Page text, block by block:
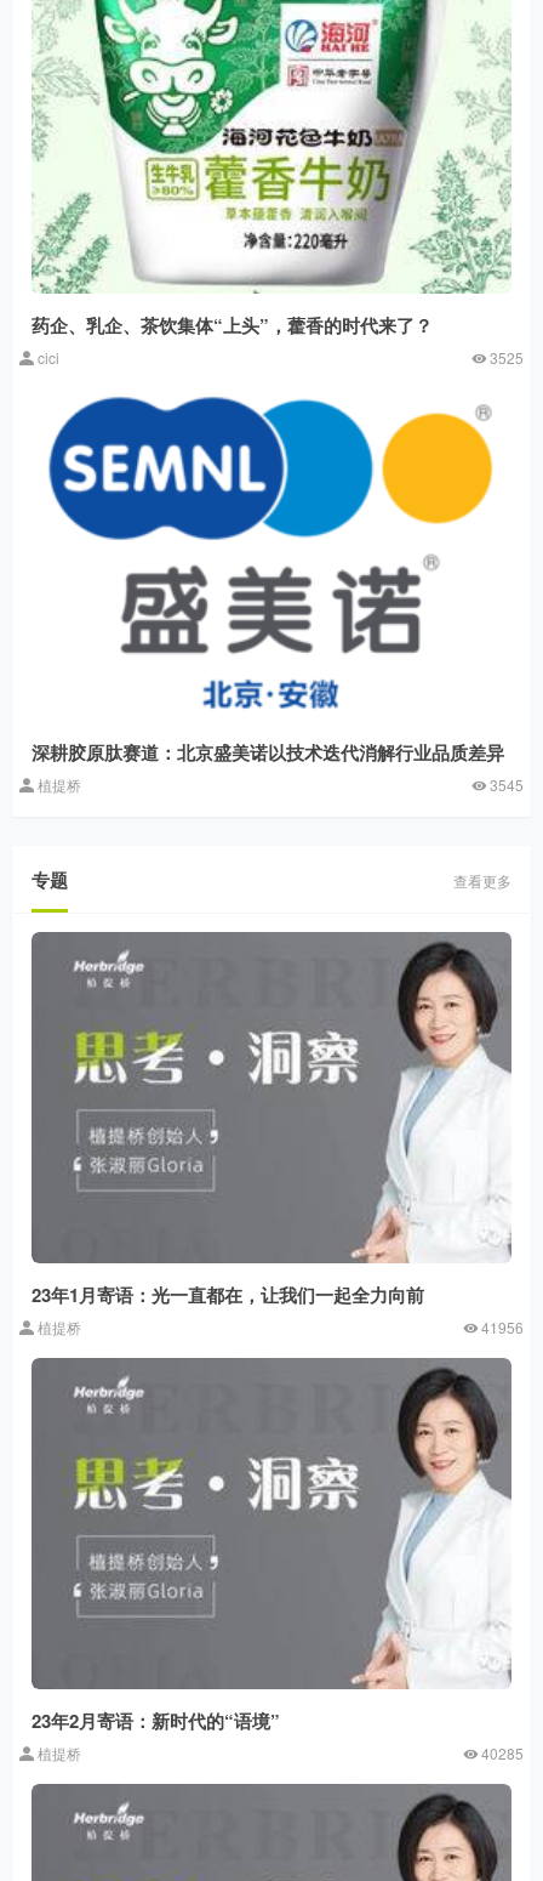
药企、乳企、茶饮集体“上头”，藿香的时代来了？
cici 3525
深耕胶原肽赛道：北京盛美诺以技术迭代消解行业品质差异
植提桥 3545
专题 查看更多
23年1月寄语：光一直都在，让我们一起全力向前
植提桥 41956
23年2月寄语：新时代的“语境”
植提桥 40285